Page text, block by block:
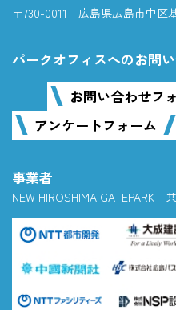
〒730-0011 広島県広島市中区
パークオフィスへのお問
お問い合わせフ
アンケートフォーム
事業者
NEW HIROSHIMA GATEPARK